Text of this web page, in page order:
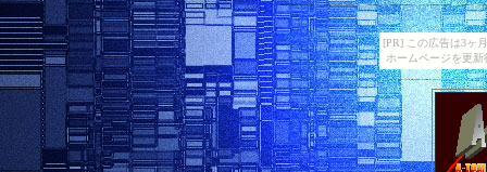
[PR] この広告は3ヶ
ホームページを更